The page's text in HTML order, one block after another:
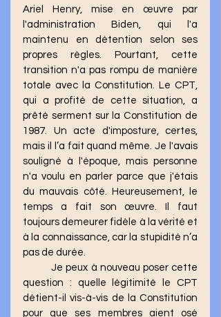
Ariel Henry, mise en œuvre par
l'administration Biden, qui l'a
maintenu en détention selon ses
propres règles. Pourtant, cette
transition n'a pas rompu de manière
totale avec la Constitution. Le CPT,
qui a profité de cette situation, a
prêté serment sur la Constitution de
1987. Un acte d'imposture, certes,
mais il l’a fait quand même. Je l'avais
souligné à l'époque, mais personne
n'a voulu en parler parce que j'étais
du mauvais côté. Heureusement, le
temps a fait son œuvre. Il faut
toujours demeurer fidèle à la vérité et
à la connaissance, car la stupidité n’a
pas de durée.
	Je peux à nouveau poser cette
question : quelle légitimité le CPT
détient-il vis-à-vis de la Constitution
pour que ses membres aient osé